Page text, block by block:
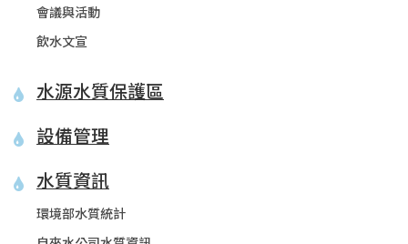
會議與活動
飲水文宣
水源水質保護區
設備管理
水質資訊
環境部水質統計